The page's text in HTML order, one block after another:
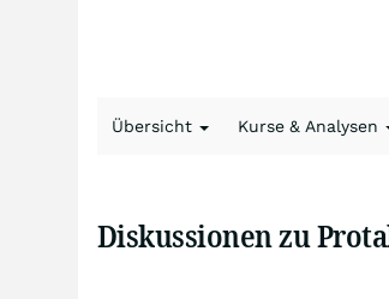
Übersicht Kurse & Analysen
Diskussionen zu